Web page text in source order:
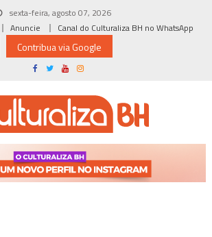
sexta-feira, agosto 07, 2026
Anuncie Canal do Culturaliza BH no WhatsApp
Contribua via Google